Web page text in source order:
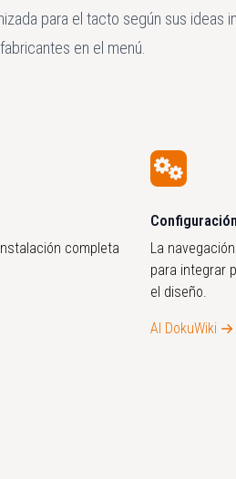
para el tacto según sus ideas
en el menú.
completa
Configuración
La
para integrar
el diseño.
Al DokuWiki